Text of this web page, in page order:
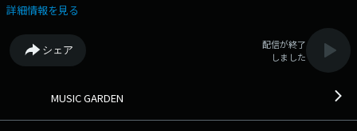
詳細情報を見る
シェア
配信が終了
しました
MUSIC GARDEN